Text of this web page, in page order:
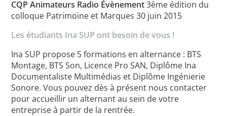
Concours de recrutement
Concours scolaires
Conférences, tables rondes
Critique d’ouvrages publiés
Culture
CQP Animateurs Radio Évènement3ème édition du
colloque Patrimoine et Marques 30 juin 2015
Les étudiants Ina SUP ont besoin de vous !
Ina SUP propose 5 formations en alternance : BTS
Montage, BTS Son, Licence Pro SAN, Diplôme Ina
Documentaliste Multimédias et Diplôme Ingénierie
Sonore. Vous pouvez dès à présent nous contacter
pour accueillir un alternant au sein de votre
entreprise à partir de la rentrée.